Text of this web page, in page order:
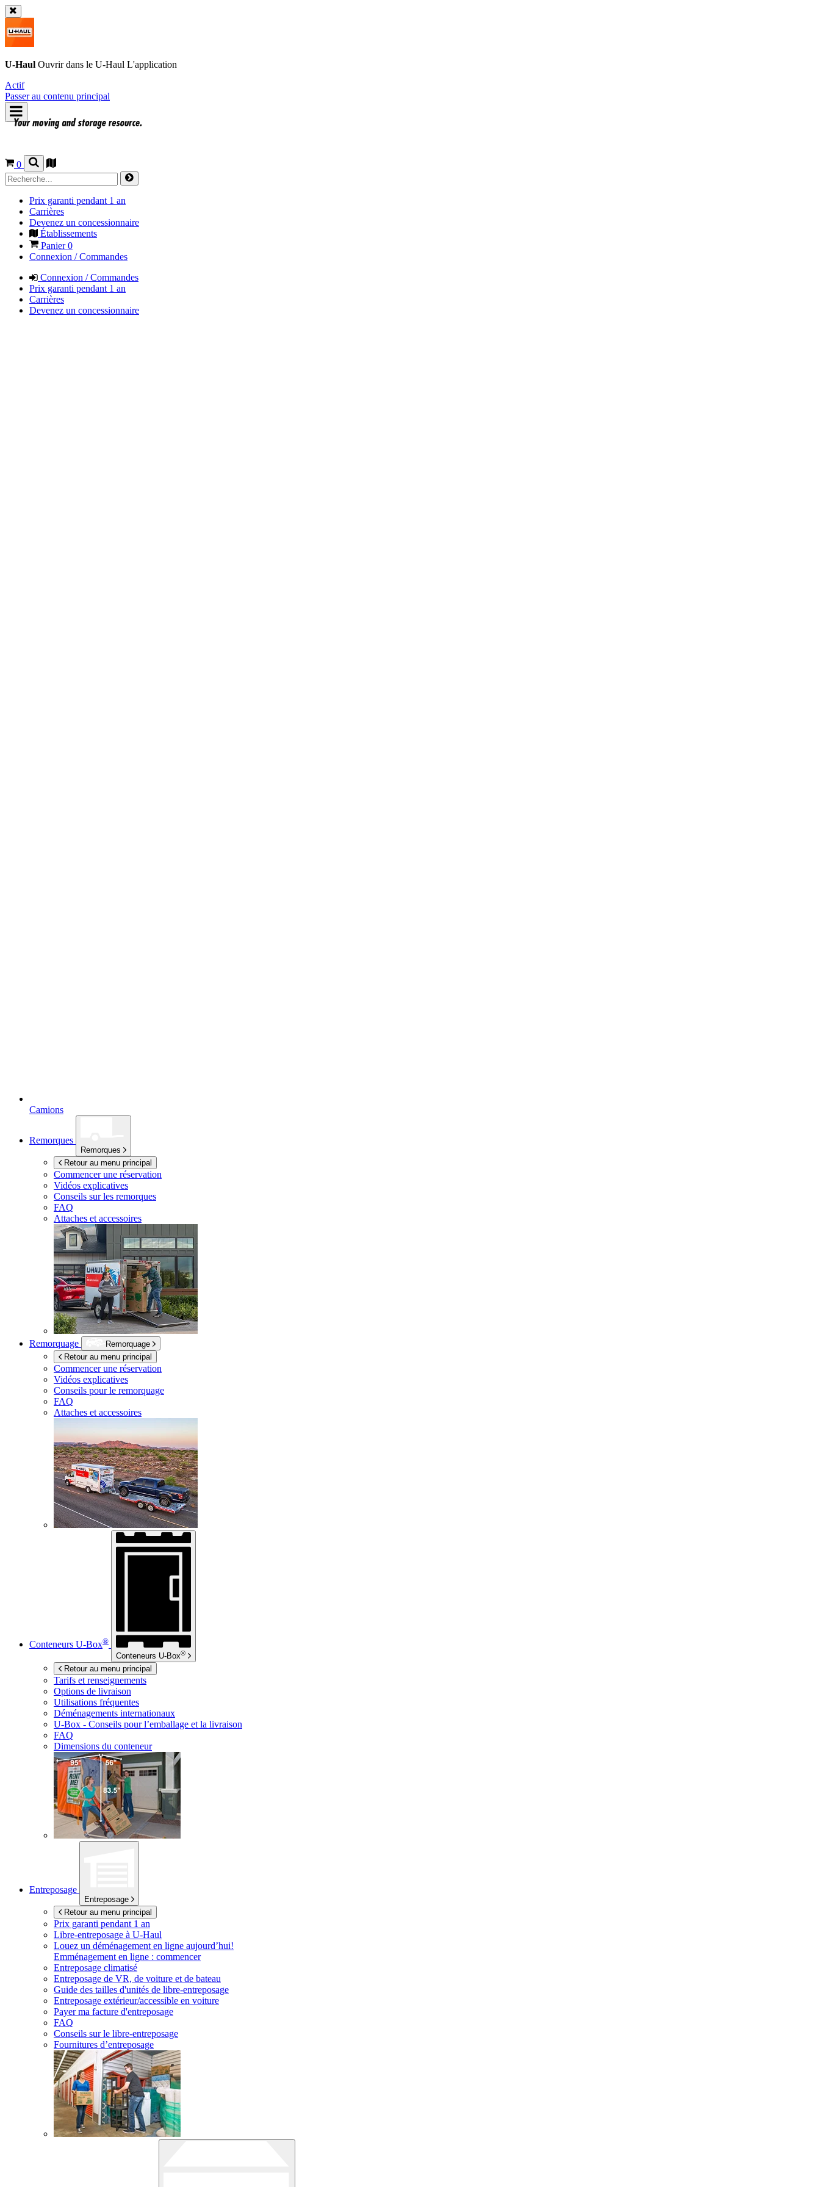
U-Haul Ouvrir dans le U-Haul L'application
Actif
Passer au contenu principal
0
Prix garanti pendant 1 an
Carrières
Devenez un concessionnaire
Établissements
Panier0
Connexion / Commandes
Connexion / Commandes
Prix garanti pendant 1 an
Carrières
Devenez un concessionnaire
Camions
Remorques
Remorques
Retour au menu principal
Commencer une réservation
Vidéos explicatives
Conseils sur les remorques
FAQ
Attaches et accessoires
Remorquage
Remorquage
Retour au menu principal
Commencer une réservation
Vidéos explicatives
Conseils pour le remorquage
FAQ
Attaches et accessoires
Conteneurs U-Box®
Conteneurs U-Box®
Retour au menu principal
Tarifs et renseignements
Options de livraison
Utilisations fréquentes
Déménagements internationaux
U-Box - Conseils pour l’emballage et la livraison
FAQ
Dimensions du conteneur
Entreposage
Entreposage
Retour au menu principal
Prix garanti pendant 1 an
Libre-entreposage à U-Haul
Louez un déménagement en ligne aujourd’hui!
Emménagement en ligne : commencer
Entreposage climatisé
Entreposage de VR, de voiture et de bateau
Guide des tailles d'unités de libre-entreposage
Entreposage extérieur/accessible en voiture
Payer ma facture d'entreposage
FAQ
Conseils sur le libre-entreposage
Fournitures d’entreposage